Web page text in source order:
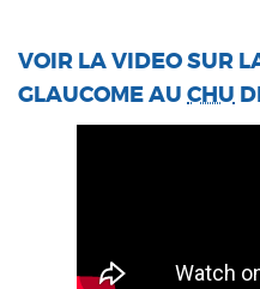
VOIR LA VIDEO SUR
GLAUCOME AU CHU